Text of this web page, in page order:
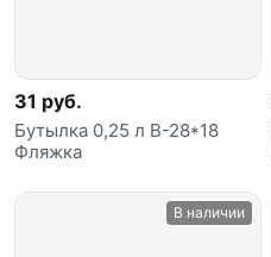
31 руб.
Бутылка 0,25 л В-28*18
Фляжка
В наличии